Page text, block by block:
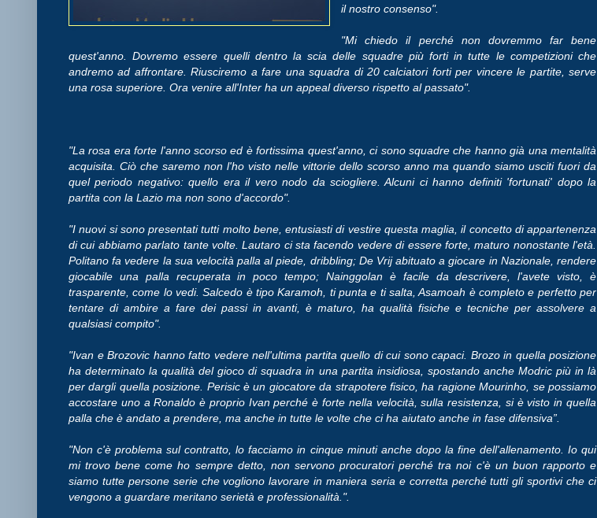
il nostro consenso".
"Mi chiedo il perché non dovremmo far bene
quest'anno. Dovremo essere quelli dentro la scia delle squadre più forti in tutte le competizioni che
andremo ad affrontare. Riusciremo a fare una squadra di 20 calciatori forti per vincere le partite, serve
una rosa superiore. Ora venire all'Inter ha un appeal diverso rispetto al passato".
"La rosa era forte l'anno scorso ed è fortissima quest'anno, ci sono squadre che hanno già una mentalità
acquisita. Ciò che saremo non l'ho visto nelle vittorie dello scorso anno ma quando siamo usciti fuori da
quel periodo negativo: quello era il vero nodo da sciogliere. Alcuni ci hanno definiti 'fortunati' dopo la
partita con la Lazio ma non sono d'accordo".
"I nuovi si sono presentati tutti molto bene, entusiasti di vestire questa maglia, il concetto di appartenenza
di cui abbiamo parlato tante volte. Lautaro ci sta facendo vedere di essere forte, maturo nonostante l'età.
Politano fa vedere la sua velocità palla al piede, dribbling; De Vrij abituato a giocare in Nazionale, rendere
giocabile una palla recuperata in poco tempo; Nainggolan è facile da descrivere, l'avete visto, è
trasparente, come lo vedi. Salcedo è tipo Karamoh, ti punta e ti salta, Asamoah è completo e perfetto per
tentare di ambire a fare dei passi in avanti, è maturo, ha qualità fisiche e tecniche per assolvere a
qualsiasi compito".
"Ivan e Brozovic hanno fatto vedere nell'ultima partita quello di cui sono capaci. Brozo in quella posizione
ha determinato la qualità del gioco di squadra in una partita insidiosa, spostando anche Modric più in là
per dargli quella posizione. Perisic è un giocatore da strapotere fisico, ha ragione Mourinho, se possiamo
accostare uno a Ronaldo è proprio Ivan perché è forte nella velocità, sulla resistenza, si è visto in quella
palla che è andato a prendere, ma anche in tutte le volte che ci ha aiutato anche in fase difensiva”.
"Non c'è problema sul contratto, lo facciamo in cinque minuti anche dopo la fine dell'allenamento. Io qui
mi trovo bene come ho sempre detto, non servono procuratori perché tra noi c'è un buon rapporto e
siamo tutte persone serie che vogliono lavorare in maniera seria e corretta perché tutti gli sportivi che ci
vengono a guardare meritano serietà e professionalità.".